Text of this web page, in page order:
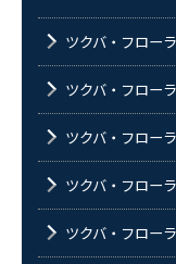
ツクバ・フロー
ツクバ・フロー
ツクバ・フロー
ツクバ・フロー
ツクバ・フロー